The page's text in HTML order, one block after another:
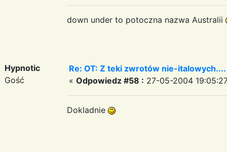
down under to potoczna nazwa Australii
Hypnotic
Gość
Re: OT: Z teki zwrotów nie-italowych....
« Odpowiedz #58 : 27-05-2004
Dokladnie